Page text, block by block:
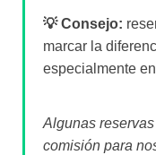
💡 Consejo:
marcar la
especialmente
Algunas
comisión para